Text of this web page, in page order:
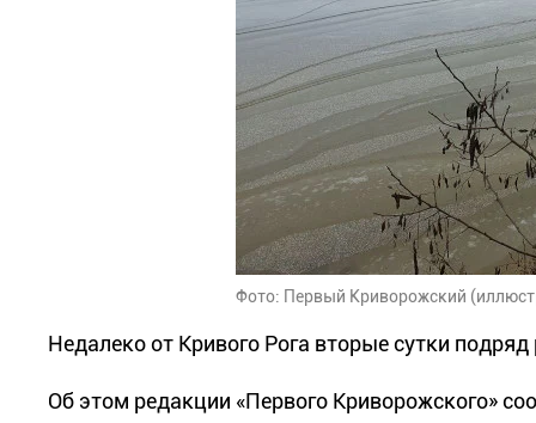
Фото: Первый Криворожский
Недалеко от Кривого Рога вторые сутки
Об этом редакции «Первого Криворожского»